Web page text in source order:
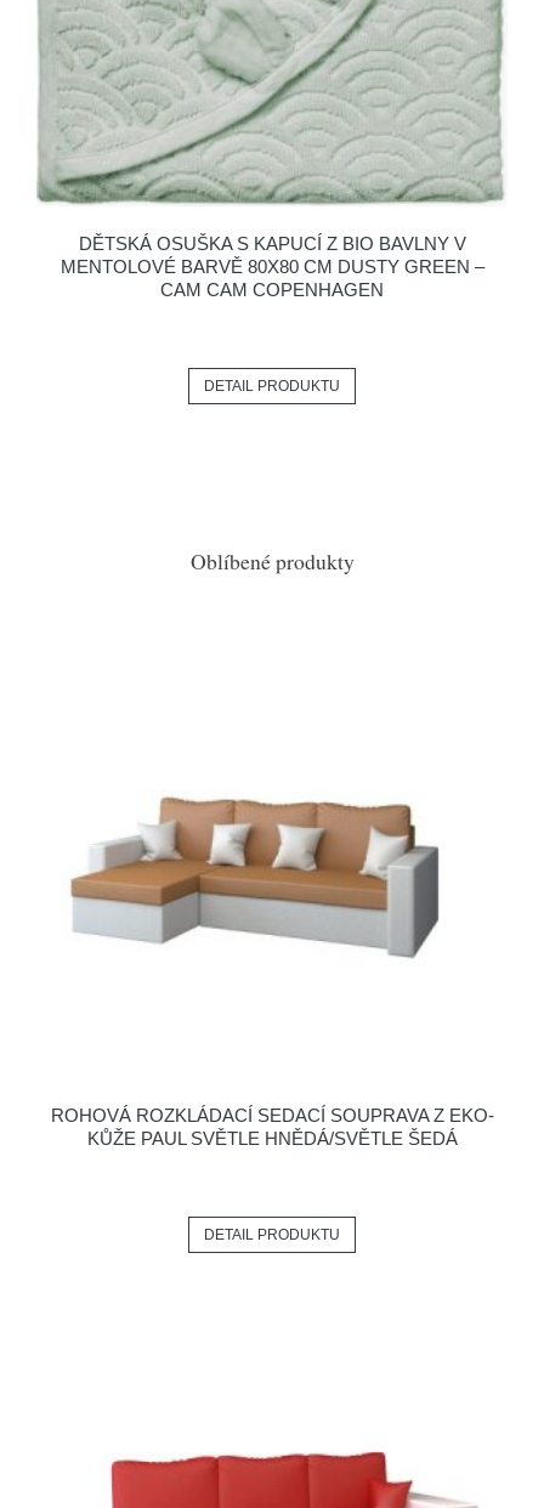
DĚTSKÁ OSUŠKA S KAPUCÍ Z BIO BAVLNY V
MENTOLOVÉ BARVĚ 80X80 CM DUSTY GREEN –
CAM CAM COPENHAGEN
DETAIL PRODUKTU
Oblíbené produkty
ROHOVÁ ROZKLÁDACÍ SEDACÍ SOUPRAVA Z EKO-
KŮŽE PAUL SVĚTLE HNĚDÁ/SVĚTLE ŠEDÁ
DETAIL PRODUKTU